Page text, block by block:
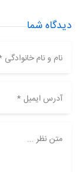
دیدگاه شما
نام و نام خانوادگی
آدرس ایمیل *
متن نظر ...